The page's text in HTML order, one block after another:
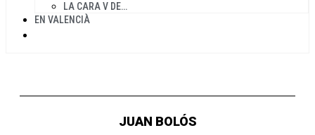
LA CARA V DE…
EN VALENCIÀ
JUAN BOLÓS